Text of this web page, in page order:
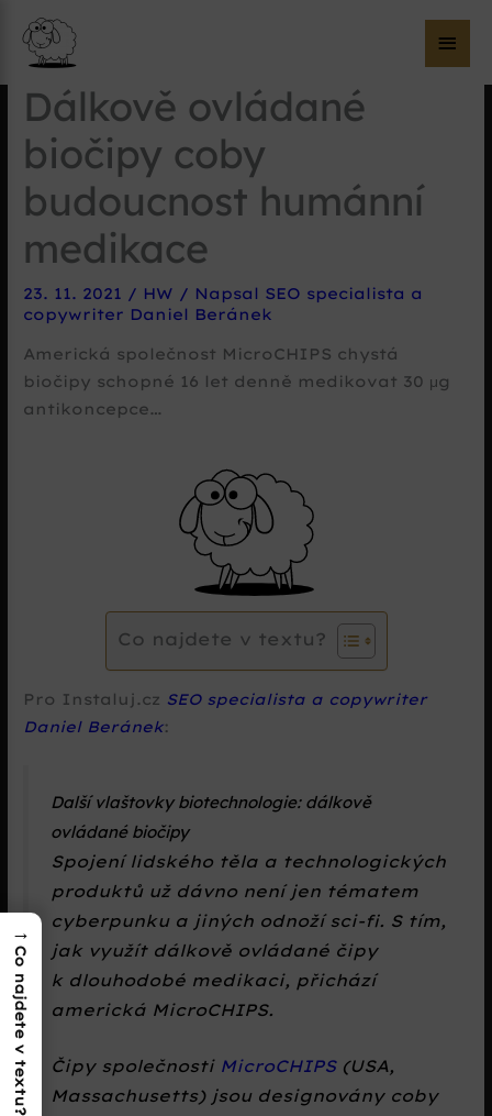
Dálkově ovládané
biočipy coby
budoucnost humánní
medikace
23. 11. 2021 / HW / Napsal SEO specialista a
copywriter Daniel Beránek
Americká společnost MicroCHIPS chystá
biočipy schopné 16 let denně medikovat 30 μg
antikoncepce…
Co najdete v textu?
Pro Instaluj.cz SEO specialista a copywriter
Daniel Beránek:
Další vlaštovky biotechnologie: dálkově
ovládané biočipy
Spojení lidského těla a technologických
produktů už dávno není jen tématem
cyberpunku a jiných odnoží sci-fi. S tím,
jak využít dálkově ovládané čipy
k dlouhodobé medikaci, přichází
americká MicroCHIPS.
Čipy společnosti MicroCHIPS(USA,
Massachusetts) jsou designovány coby
→
Co najdete v textu?